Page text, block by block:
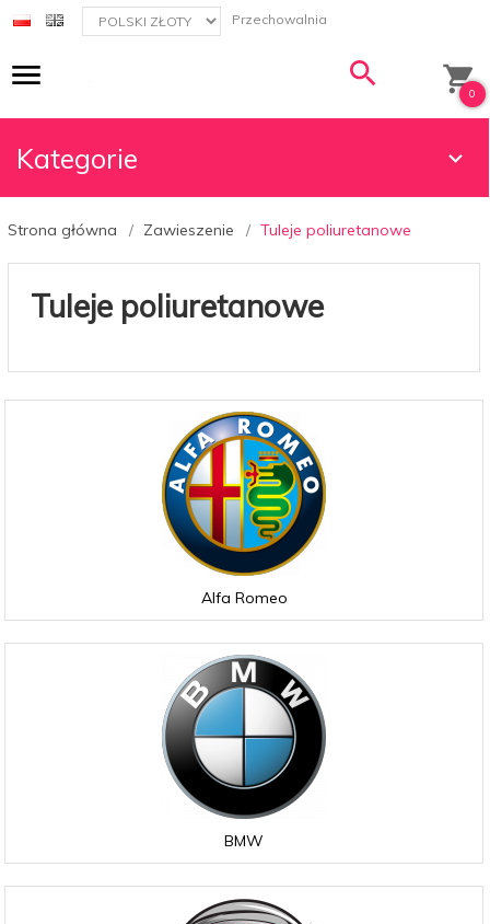
currency_h Przechowalnia
0
Kategorie
Strona główna Zawieszenie Tuleje poliuretanowe
Tuleje poliuretanowe
Alfa Romeo
BMW